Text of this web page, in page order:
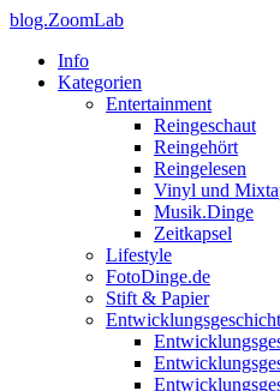
blog.ZoomLab
Info
Kategorien
Entertainment
Reingeschaut
Reingehört
Reingelesen
Vinyl und
Musik.Dinge
Zeitkapsel
Lifestyle
FotoDinge.de
Stift & Papier